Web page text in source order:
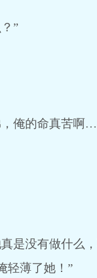
”
，俺的命真苦啊
是没有做什么
轻薄了她！”